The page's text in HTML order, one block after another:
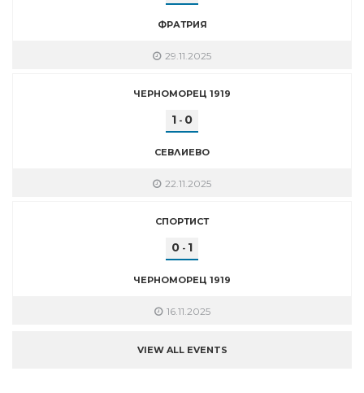
ФРАТРИЯ
29.11.2025
ЧЕРНОМОРЕЦ 1919
1 - 0
СЕВЛИЕВО
22.11.2025
СПОРТИСТ
0 - 1
ЧЕРНОМОРЕЦ 1919
16.11.2025
VIEW ALL EVENTS